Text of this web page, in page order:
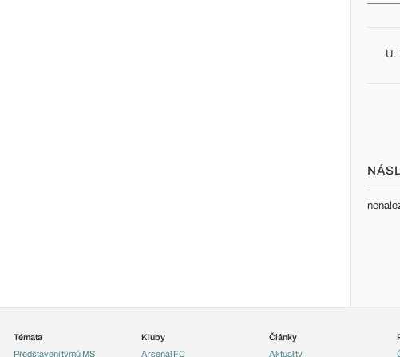
U.
Témata
Představení týmů MS
Kluby
Arsenal FC
Články
Aktuality